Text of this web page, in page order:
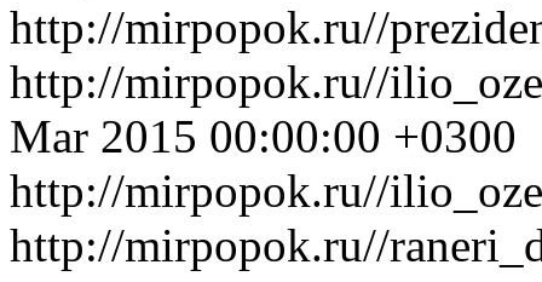
http://mirpopok.ru//
http://mirpopok.ru//
Mar 2015 00:00:00 +0300
http://mirpopok.ru//
http://mirpopok.ru//